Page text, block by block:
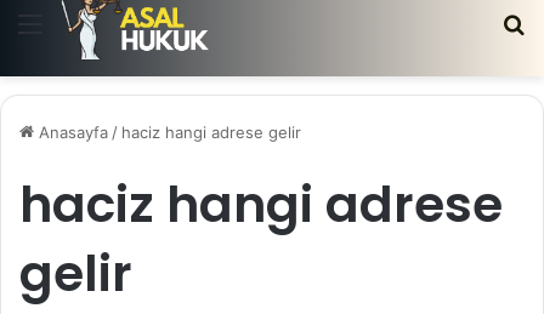
Menü
Anasayfa / haciz hangi adrese gelir
haciz hangi adrese
gelir